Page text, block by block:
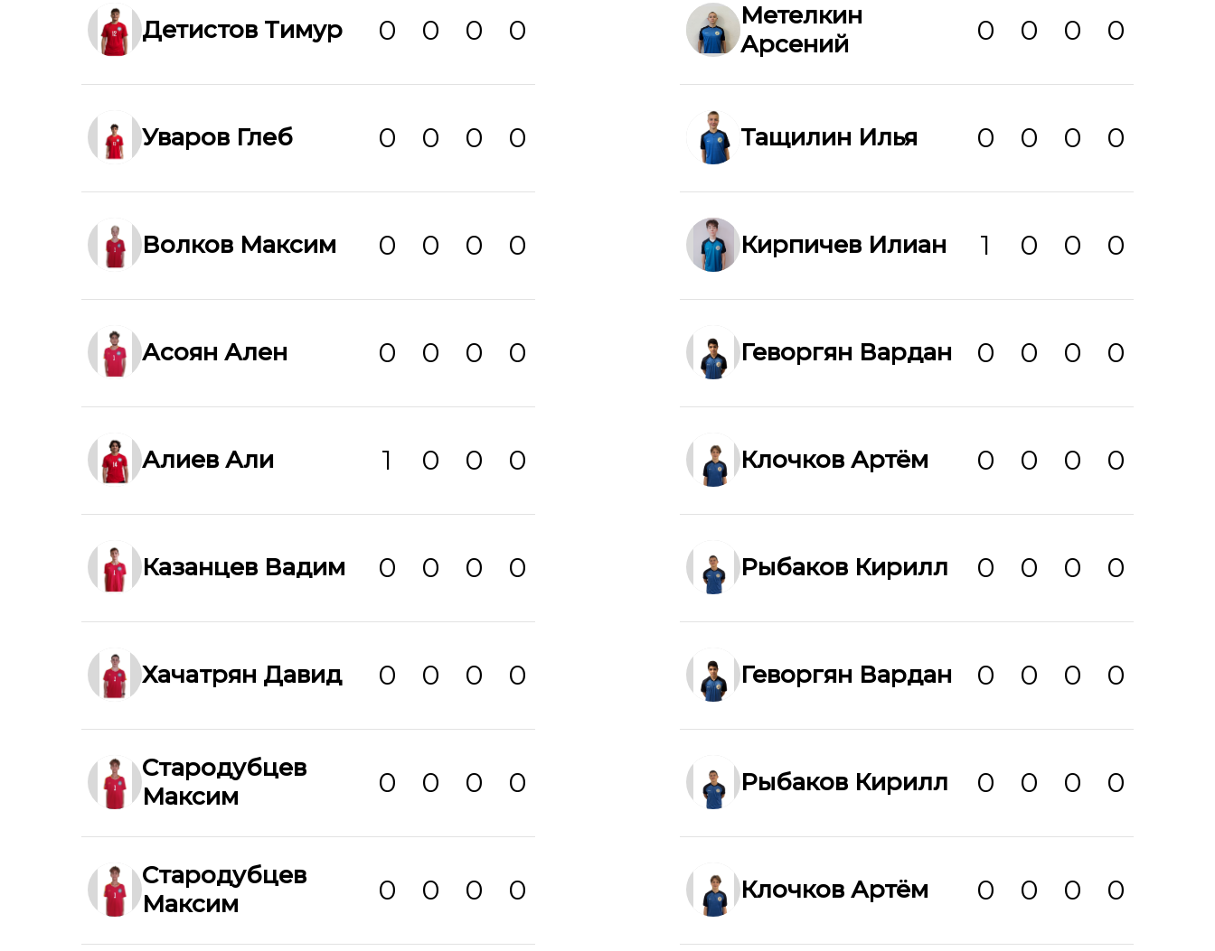
Детистов Тимур 0 0 0 0
Уваров Глеб 0 0 0 0
Волков Максим 0 0 0 0
Асоян Ален 0 0 0 0
Алиев Али 1 0 0 0
Казанцев Вадим 0 0 0 0
Хачатрян Давид 0 0 0 0
Стародубцев
Максим
0 0 0 0
Стародубцев
Максим
0 0 0 0
Метелкин
Арсений
0 0 0 0
Тащилин Илья 0 0 0 0
Кирпичев Илиан 1 0 0 0
Геворгян Вардан 0 0 0 0
Клочков Артём 0 0 0 0
Рыбаков Кирилл 0 0 0 0
Геворгян Вардан 0 0 0 0
Рыбаков Кирилл 0 0 0 0
Клочков Артём 0 0 0 0